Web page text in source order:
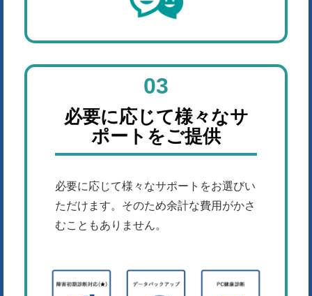
03
必要に応じて様々なサ
ポートをご提供
必要に応じて様々なサポートをお選びい
ただけます。そのため余計な費用がかさ
むこともありません。